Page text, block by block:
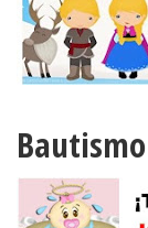
Bautismo